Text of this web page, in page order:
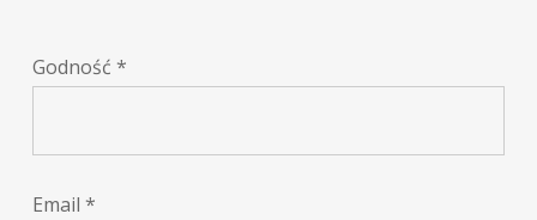
Godność *
Email *